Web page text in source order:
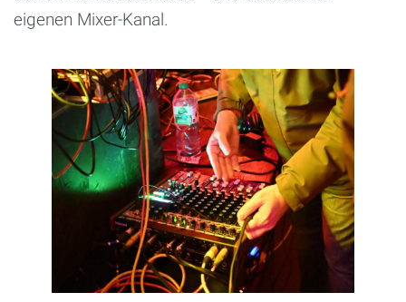
eigenen Mixer-Kanal.